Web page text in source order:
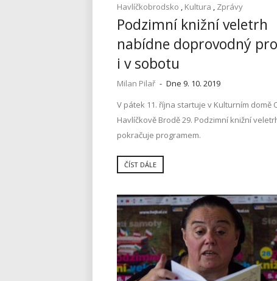
Havlíčkobrodsko , Kultura , Zprávy
Podzimní knižní veletrh
nabídne doprovodný
i v sobotu
Milan Pilař - Dne 9. 10. 2019
V pátek 11. října startuje v Kulturním domě
Havlíčkově Brodě 29. Podzimní knižní
pokračuje programem.
ČÍST DÁLE